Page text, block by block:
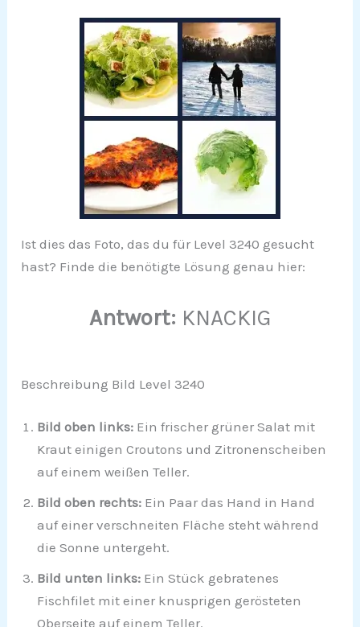
Ist dies das Foto, das du für Level 3240 gesucht
hast? Finde die benötigte Lösung genau hier:
Antwort: KNACKIG
Beschreibung Bild Level 3240
Bild oben links: Ein frischer grüner Salat mit
Kraut einigen Croutons und Zitronenscheiben
auf einem weißen Teller.
Bild oben rechts: Ein Paar das Hand in Hand
auf einer verschneiten Fläche steht während
die Sonne untergeht.
Bild unten links: Ein Stück gebratenes
Fischfilet mit einer knusprigen gerösteten
Oberseite auf einem Teller.